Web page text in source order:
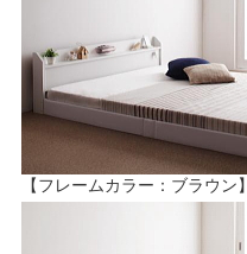
【フレームカラー：ブラウン】